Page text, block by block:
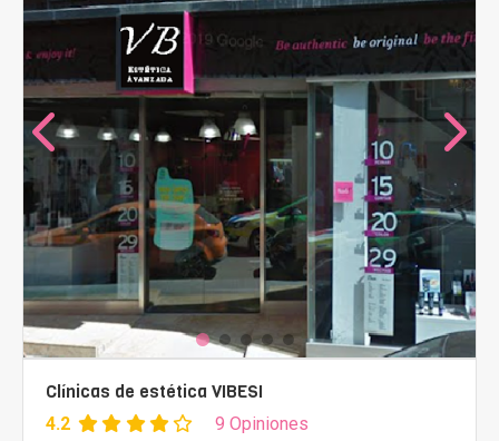
Clínicas de estética VIBESI
4.2 9 Opiniones